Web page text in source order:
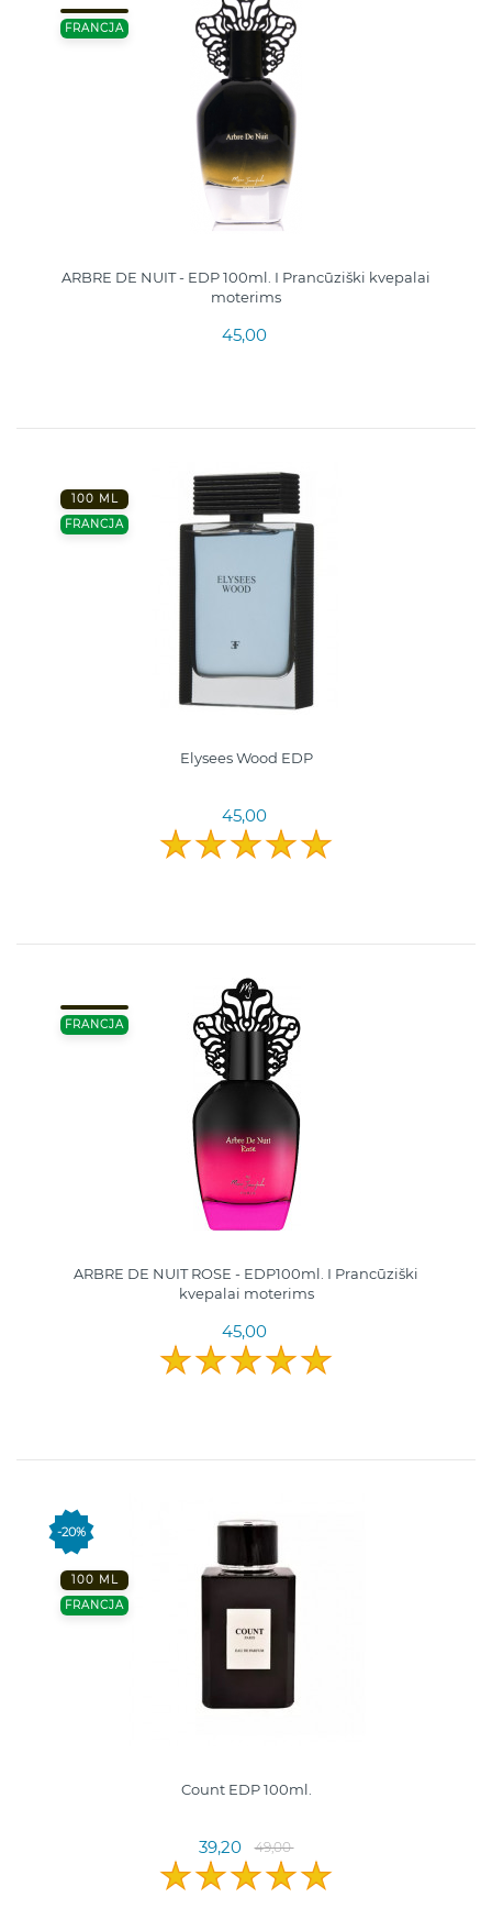
FRANCJA
ARBRE DE NUIT - EDP 100ml. I Prancūziški kvepalai
moterims
45,00
100 ML
FRANCJA
Elysees Wood EDP
45,00
FRANCJA
ARBRE DE NUIT ROSE - EDP100ml. I Prancūziški
kvepalai moterims
45,00
-20%
100 ML
FRANCJA
Count EDP 100ml.
39,20 49,00